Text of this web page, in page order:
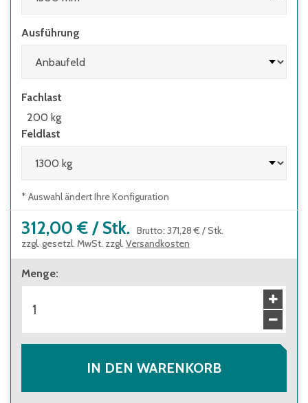
Ausführung
Fachlast
200 kg
Feldlast
* Auswahl ändert Ihre Konfiguration
312,00 € / Stk. Brutto: 371,28 € /Stk.
zzgl. gesetzl. MwSt. zzgl. Versandkosten
Menge:
IN DEN WARENKORB